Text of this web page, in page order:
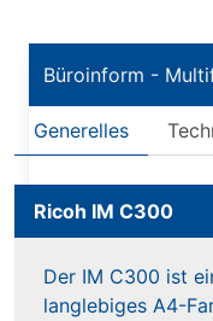
Büroinform -
Generelles
Ricoh IM C300
Der IM C300 ist
langlebiges A4-